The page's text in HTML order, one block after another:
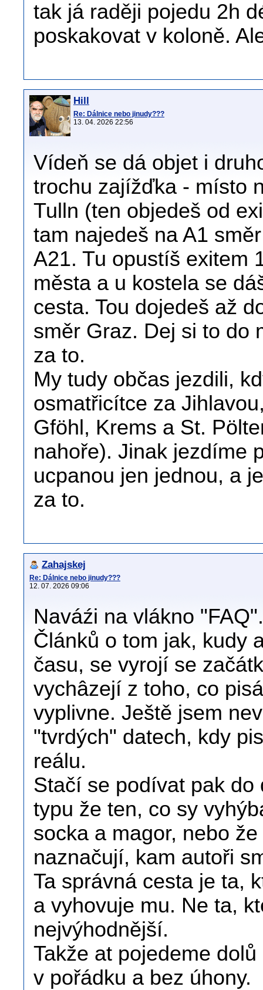
tak já raději pojedu 2h
poskakovat v koloně.
Hill
Re: Dálnice nebo jinudy???
13. 04. 2026 22:56
Vídeň se dá objet i
trochu zajížďka - místo
Tulln (ten objedeš od
tam najedeš na A1
A21. Tu opustíš exitem
města a u kostela se
cesta. Tou dojedeš až
směr Graz. Dej si to do
za to.
My tudy občas jezdili,
osmatřicítce za
Gföhl, Krems a St.
nahoře). Jinak jezdíme
ucpanou jen jednou, a
za to.
Zahajskej
Re: Dálnice nebo jinudy???
12. 07. 2026 09:06
Naváźi na vlákno "FAQ".
Článků o tom jak, kudy
času, se vyrojí se
vychâzejí z toho, co
vyplivne. Ještě jsem
"tvrdých" datech, kdy
reálu.
Stačí se podívat pak
typu že ten, co sy
socka a magor, nebo
naznačují, kam autoři
Ta správná cesta je ta,
a vyhovuje mu. Ne ta,
nejvýhodnější.
Takže at pojedeme
v pořádku a bez úhony.